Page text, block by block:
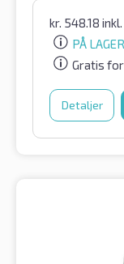
kr. 548.18
PÅ LAGER
Gratis
Detaljer